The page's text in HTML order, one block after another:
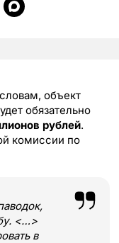
объект
обязательно
рублей.
комиссии по
<…>
в